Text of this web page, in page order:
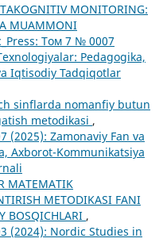
MONITORING:
MUAMMONI
Том 7 № 0007
Pedagogika,
Iqtisodiy Tadqiqotlar
sinflarda nomanfiy butun
metodikasi ,
(2025): Zamonaviy Fan va
Axborot-Kommunikatsiya
MATEMATIK
METODIKASI FANI
BOSQICHLARI ,
(2024): Nordic Studies in